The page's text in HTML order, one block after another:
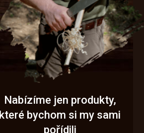
Nabízíme jen produkty,
které bychom si my sami
pořídili